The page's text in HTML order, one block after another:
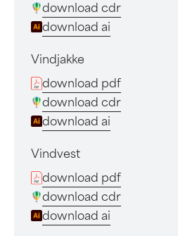
download cdr
download ai
Vindjakke
download pdf
download cdr
download ai
Vindvest
download pdf
download cdr
download ai